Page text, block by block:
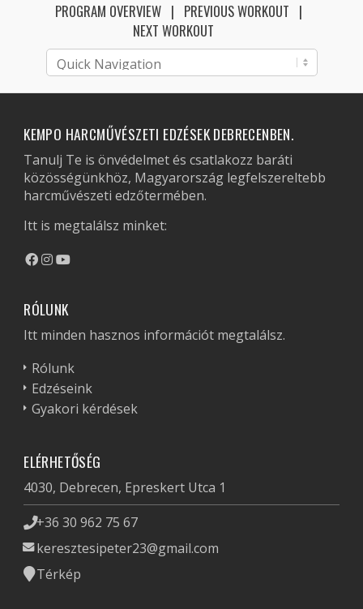
PROGRAM OVERVIEW
PREVIOUS WORKOUT
NEXT WORKOUT
KEMPO HARCMŰVÉSZETI EDZÉSEK DEBRECENBEN.
Tanulj Te is önvédelmet és csatlakozz baráti
közösségünkhöz, Magyarország legfelszereltebb
harcművészeti edzőtermében.
Itt is megtalálsz minket:
RÓLUNK
Itt minden hasznos információt megtalálsz.
Rólunk
Edzéseink
Gyakori kérdések
ELÉRHETŐSÉG
4030, Debrecen, Epreskert Utca 1
+36 30 962 75 67
keresztesipeter23@gmail.com
Térkép